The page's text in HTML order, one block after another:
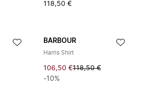
118,50 €
BARBOUR
Harris Shirt
106,50 €118,50 €
-10%